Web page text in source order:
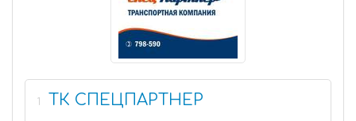
1 ТК СПЕЦПАРТНЕР